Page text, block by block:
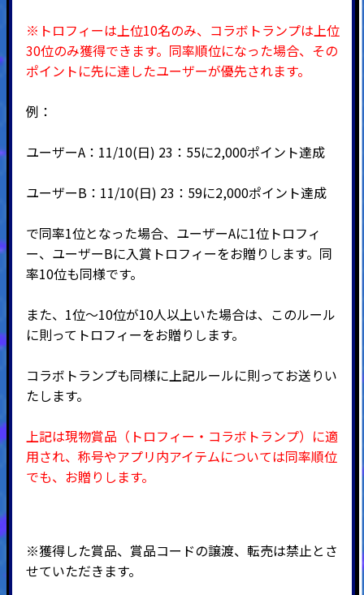
※トロフィーは上位10名のみ、コラボトランプは上位
30位のみ獲得できます。 同率順位になった場合、その
ポイントに先に達したユーザーが優先されます。
例：
ユーザーA：11/10(日) 23：55に2,000ポイント達成
ユーザーB：11/10(日) 23：59に2,000ポイント達成
で同率1位となった場合、ユーザーAに1位トロフィ
ー、ユーザーBに入賞トロフィーをお贈りします。同
率10位も同様です。
また、1位～10位が10人以上いた場合は、このルール
に則ってトロフィーをお贈りします。
コラボトランプも同様に上記ルールに則ってお送りい
たします。
上記は現物賞品（トロフィー・コラボトランプ）に適
用され、称号やアプリ内アイテムについては同率順位
でも、お贈りします。
※獲得した賞品、賞品コードの譲渡、転売は禁止とさ
せていただきます。